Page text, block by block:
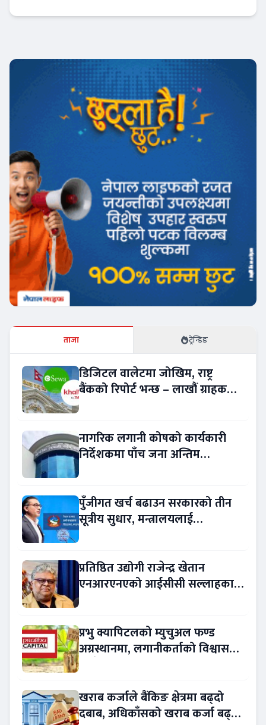
ताजा ट्रेन्डिङ
डिजिटल वालेटमा जोखिम, राष्ट्र
बैंकको रिपोर्ट भन्छ – लाखौं ग्राहकको
नागरिक लगानी कोषको कार्यकारी
निर्देशकमा पाँच जना अन्तिम
पुँजीगत खर्च बढाउन सरकारको तीन
सूत्रीय सुधार, मन्त्रालयलाई
प्रतिष्ठित उद्योगी राजेन्द्र खेतान
एनआरएनएको आईसीसी सल्लाहकार
प्रभु क्यापिटलको म्युचुअल फण्ड
अग्रस्थानमा, लगानीकर्ताको विश्वास
खराब कर्जाले बैंकिङ क्षेत्रमा बढ्दो
दबाब, अधिकाँसको खराब कर्जा बढ्दो